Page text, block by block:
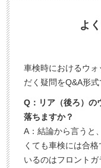
よ
車検時におけるウ
だく疑問をQ&A形式
Q：リア（後ろ）の
落ちますか？
A：結論から言うと
くても車検には合
いるのはフロント